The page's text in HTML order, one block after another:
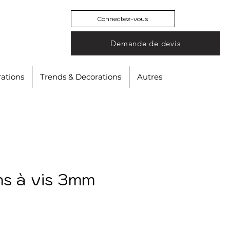
Connectez-vous
Demande de devis
Trends & Decorations Autres
à vis 3mm